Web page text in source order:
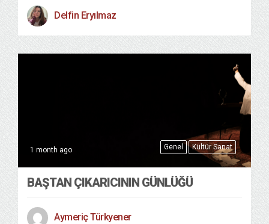
Delfin Eryılmaz
Genel Kültür Sanat
1 month ago
BAŞTAN ÇIKARICININ GÜNLÜĞÜ
Aymeriç Türkyener